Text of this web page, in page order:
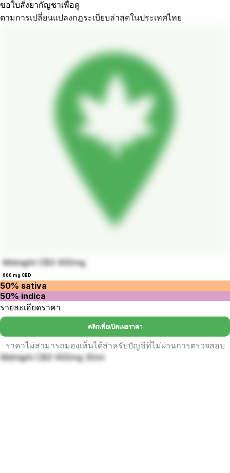
ขอใบสั่งยากัญชาเพื่อดู
ตามการเปลี่ยนแปลงกฎระเบียบล่าสุดในประเทศไทย
Midnight CBD 600mg
600 mg CBD
50% sativa
50% indica
รายละเอียดราคา
คลิกเพื่อเปิดเผยราคา
ราคาไม่สามารถมองเห็นได้สำหรับบัญชีที่ไม่ผ่านการตรวจสอบ
Midnight CBD 600mg 30ml